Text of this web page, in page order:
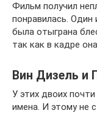
Фильм получил
понравилась. Один
была отыграна
так как в кадре
Вин Дизель и
У этих двоих
имена. И этому не